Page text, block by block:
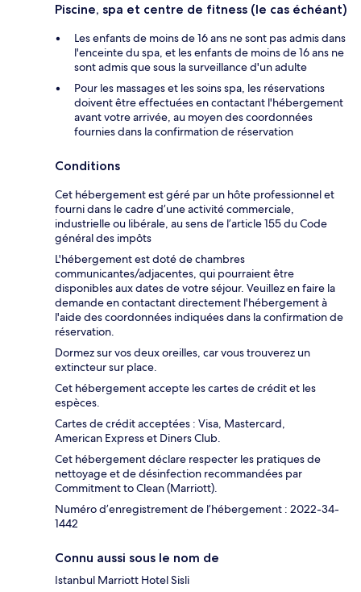
Piscine, spa et centre de fitness (le cas échéant)
Les enfants de moins de 16 ans ne sont pas admis dans
l'enceinte du spa, et les enfants de moins de 16 ans ne
sont admis que sous la surveillance d'un adulte
Pour les massages et les soins spa, les réservations
doivent être effectuées en contactant l'hébergement
avant votre arrivée, au moyen des coordonnées
fournies dans la confirmation de réservation
Conditions
Cet hébergement est géré par un hôte professionnel et
fourni dans le cadre d’une activité commerciale,
industrielle ou libérale, au sens de l’article 155 du Code
général des impôts
L'hébergement est doté de chambres
communicantes/adjacentes, qui pourraient être
disponibles aux dates de votre séjour. Veuillez en faire la
demande en contactant directement l'hébergement à
l'aide des coordonnées indiquées dans la confirmation de
réservation.
Dormez sur vos deux oreilles, car vous trouverez un
extincteur sur place.
Cet hébergement accepte les cartes de crédit et les
espèces.
Cartes de crédit acceptées : Visa, Mastercard,
American Express et Diners Club.
Cet hébergement déclare respecter les pratiques de
nettoyage et de désinfection recommandées par
Commitment to Clean (Marriott).
Numéro d’enregistrement de l’hébergement : 2022-34-
1442
Connu aussi sous le nom de
Istanbul Marriott Hotel Sisli